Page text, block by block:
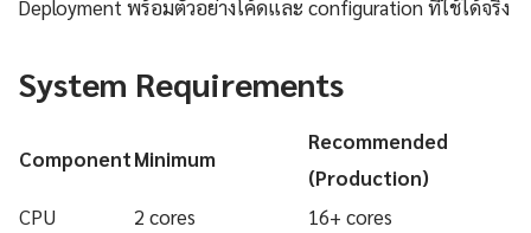
Deployment พร้อมตัวอย่างโค้ดและ configuration ที่ใช้ได้จริง
System Requirements
ComponentMinimum
Recommended
(Production)
CPU
2 cores 16+ cores